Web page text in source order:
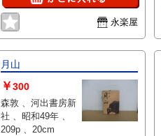
永楽屋
月山
￥300
森敦 、河出書房新
社 、昭和49年 、
209p 、20cm